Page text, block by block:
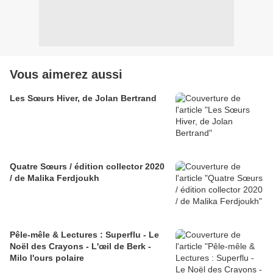
Vous aimerez aussi
Les Sœurs Hiver, de Jolan Bertrand
Quatre Sœurs / édition collector 2020
/ de Malika Ferdjoukh
Pêle-mêle & Lectures : Superflu - Le
Noël des Crayons - L'œil de Berk -
Milo l'ours polaire